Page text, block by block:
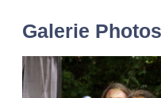
Galerie Photos